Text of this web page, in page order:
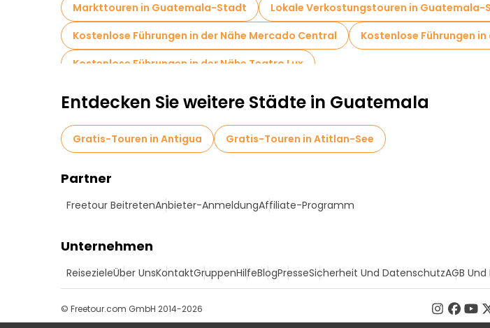
Markttouren in Guatemala-Stadt
Lokale Verkostungstouren in Guatemala-
Kostenlose Führungen in der Nähe Mercado Central
Kostenlose Führungen
Kostenlose Führungen in der Nähe Teatro Lux
Entdecken Sie weitere Städte in Guatemala
Gratis-Touren in Antigua Gratis-Touren in Atitlan-See
Partner
Freetour BeitretenAnbieter-AnmeldungAffiliate-Programm
Unternehmen
ReisezieleÜber UnsKontaktGruppenHilfeBlogPresseSicherheit Und DatenschutzAGB
© Freetour.com GmbH 2014-2026